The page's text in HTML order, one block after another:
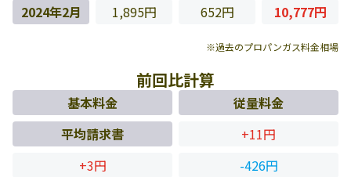
2024年2月
1,895円 652円 10,777円
※過去のプロパンガス料金相場
前回比計算
基本料金
従量料金
平均請求書
+11円
+3円
-426円